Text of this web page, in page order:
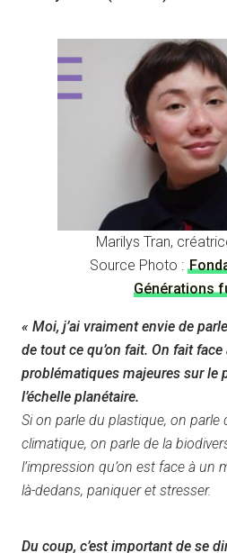
Marilys Tran,
Source Photo :
Générations
« Moi, j’ai vraiment envie de
de tout ce qu’on fait. On fait face
problématiques majeures sur le
l’échelle planétaire.
Si on parle du plastique, on
climatique, on parle de la
l’impression qu’on est face à un
là-dedans, paniquer et stresser.
Du coup, c’est important de se